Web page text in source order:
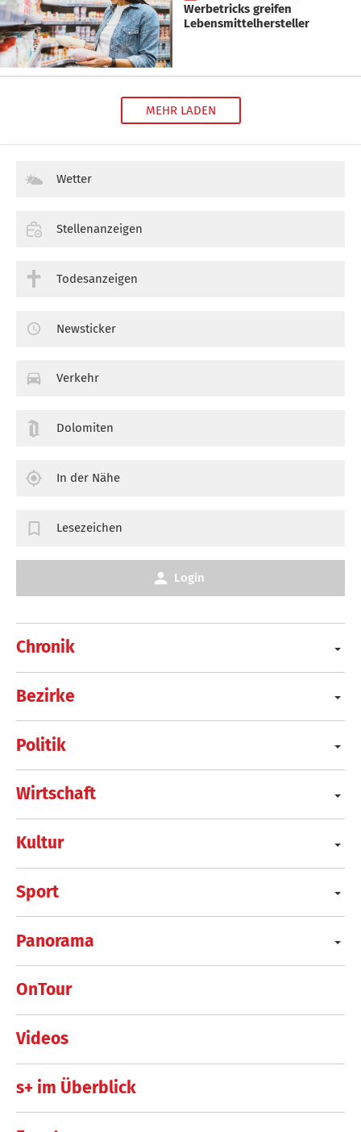
Werbetricks greifen
Lebensmittelhersteller
MEHR LADEN
Chronik
Bezirke
Politik
Wirtschaft
Kultur
Sport
Panorama
OnTour
Videos
s+ im Überblick
Wetter
Stellenanzeigen
Todesanzeigen
Newsticker
Verkehr
Dolomiten
In der Nähe
Lesezeichen
Login